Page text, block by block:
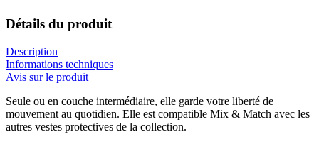
Détails du produit
Description
Informations techniques
Avis sur le produit
Seule ou en couche intermédiaire, elle garde votre liberté de
mouvement au quotidien. Elle est compatible Mix & Match avec les
autres vestes protectives de la collection.